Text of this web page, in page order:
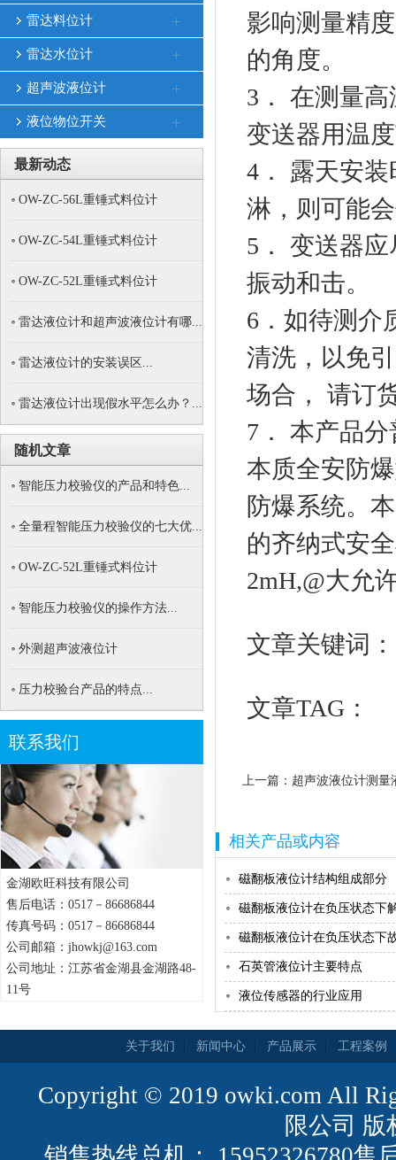
雷达料位计
雷达水位计
超声波液位计
液位物位开关
最新动态
OW-ZC-56L重锤式料位计
OW-ZC-54L重锤式料位计
OW-ZC-52L重锤式料位计
雷达液位计和超声波液位计有哪...
雷达液位计的安装误区...
雷达液位计出现假水平怎么办？...
随机文章
智能压力校验仪的产品和特色...
全量程智能压力校验仪的七大优...
OW-ZC-52L重锤式料位计
智能压力校验仪的操作方法...
外测超声波液位计
压力校验台产品的特点...
联系我们
金湖欧旺科技有限公司
售后电话：0517－86686844
传真号码：0517－86686844
公司邮箱：jhowkj@163.com
公司地址：江苏省金湖县金湖路48-
11号
影响测量精
的角度。
3． 在测量
变送器用温
4． 露天安
淋，则可能
5． 变送器
振动和击。
6．如待测介
清洗，以免
场合， 请订
7． 本产品
本质全安防
防爆系统。
的齐纳式安
2mH,@大允
文章关键词
文章TAG：
上一篇： 超声波液位计测量
相关产品或内容
磁翻板液位计结构组成部分
磁翻板液位计在负压状态下
磁翻板液位计在负压状态下
石英管液位计主要特点
液位传感器的行业应用
关于我们 新闻中心 产品展示 工程案例
Copyright © 2019 owki.com All
限公司 版